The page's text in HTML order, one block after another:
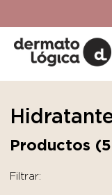
Productos (
Filtrar: